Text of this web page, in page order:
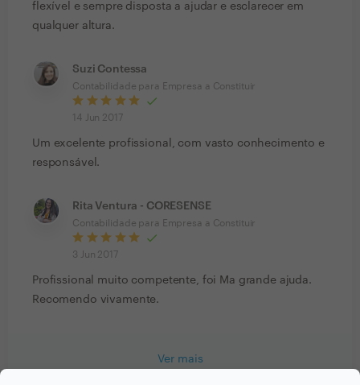
flexível e sempre disposta a ajudar e esclarecer em
qualquer altura.
Suzi Contessa
Contabilidade para Empresa a Constituir
14 Jun 2017
Um excelente profissional, com vasto conhecimento e
responsável.
Rita Ventura - CORESENSE
Contabilidade para Empresa a Constituir
3 Jun 2017
Profissional muito competente, foi Ma grande ajuda.
Recomendo vivamente.
Ver mais